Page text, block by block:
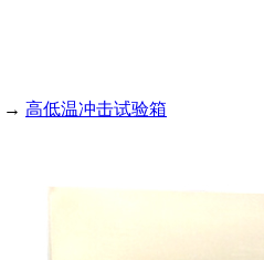
→ 高低温冲击试验箱